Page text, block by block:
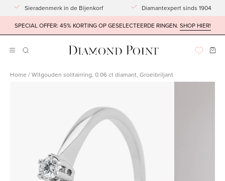
Doorgaan
naar
artikel
Sieradenmerk in de Bijenkorf Diamantexpert sinds 1904
SPECIAL OFFER: 45% KORTING OP GESELECTEERDE RINGEN. SHOP HIER!
Navigatiemenu
ZOEKBALK
Home /Witgouden solitairring, 0.06 ct diamant, Groeibriljant